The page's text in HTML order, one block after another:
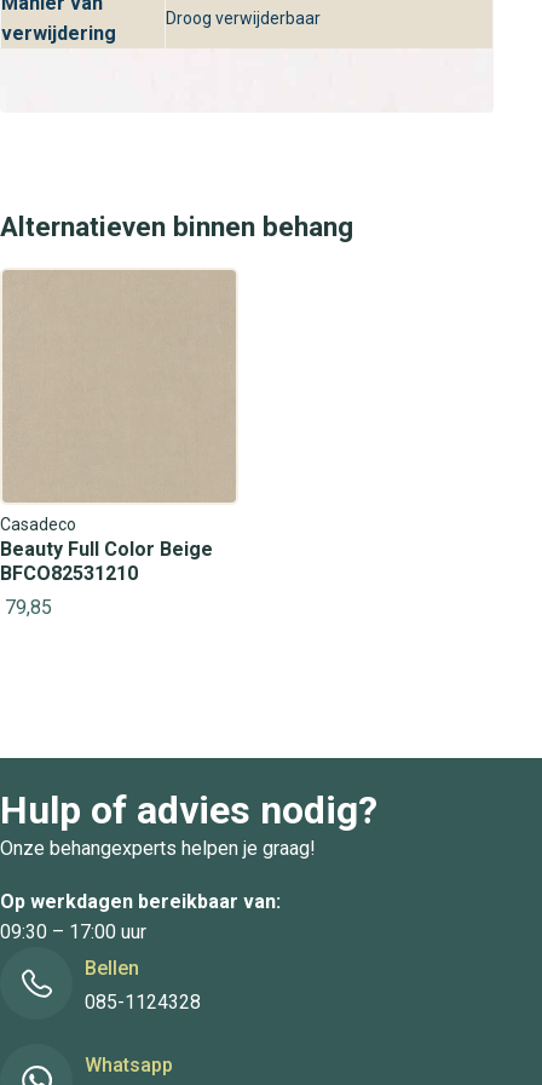
verwijdering
Droog verwijderbaar
Alternatieven binnen behang
Casadeco
Beauty Full Color Beige
BFCO82531210
79,85
Hulp of advies nodig?
Onze behangexperts helpen je graag!
Op werkdagen bereikbaar van:
09:30 – 17:00 uur
Bellen
085-1124328
Whatsapp